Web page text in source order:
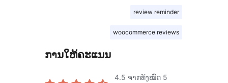
review reminder
woocommerce reviews
ການໃຫ້ຄະແນນ
4.5 ຈາກທັງໝົດ 5